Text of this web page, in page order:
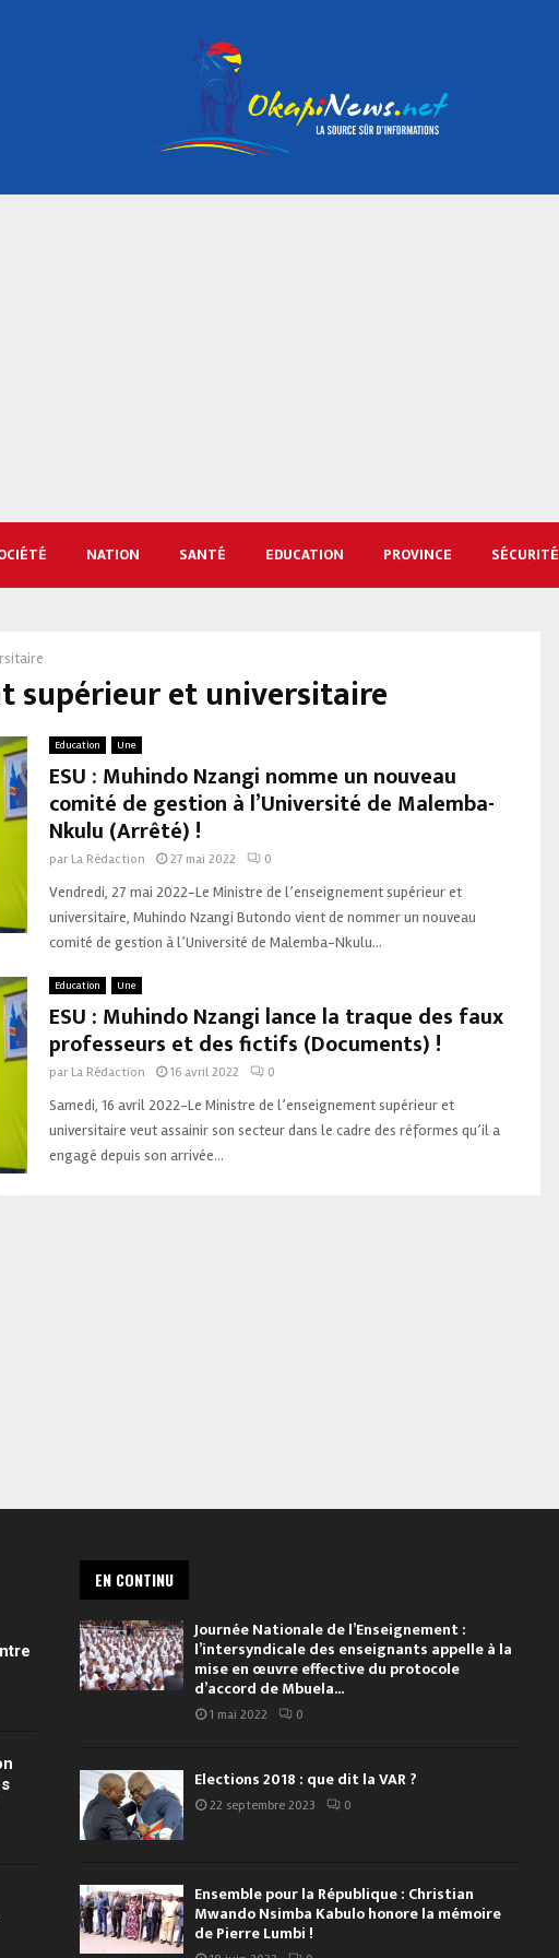
NATION SANTÉ EDUCATION PROVINCE SÉCURITÉ
supérieur et universitaire
Education Une
ESU : Muhindo Nzangi nomme un nouveau
comité de gestion à l’Université de Malemba-
Nkulu (Arrêté) !
par La Rédaction 27 mai 2022 0
Vendredi, 27 mai 2022-Le Ministre de l’enseignement supérieur et
universitaire, Muhindo Nzangi Butondo vient de nommer un nouveau
comité de gestion à l’Université de Malemba-Nkulu...
Education Une
ESU : Muhindo Nzangi lance la traque des faux
professeurs et des fictifs (Documents) !
par La Rédaction 16 avril 2022 0
Samedi, 16 avril 2022-Le Ministre de l’enseignement supérieur et
universitaire veut assainir son secteur dans le cadre des réformes qu’il a
engagé depuis son arrivée...
EN CONTINU
Journée Nationale de l’Enseignement :
l’intersyndicale des enseignants appelle à la
mise en œuvre effective du protocole
d’accord de Mbuela...
1 mai 2022 0
Elections 2018 : que dit la VAR ?
22 septembre 2023 0
Ensemble pour la République : Christian
Mwando Nsimba Kabulo honore la mémoire
de Pierre Lumbi !